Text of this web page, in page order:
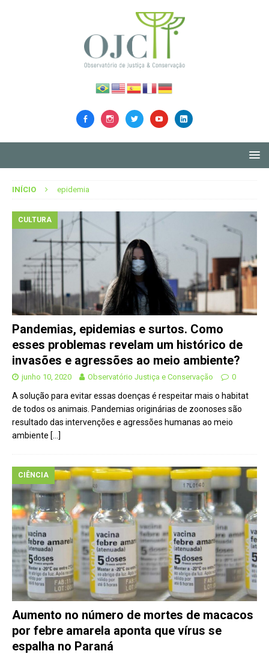
INÍCIO epidemia
CULTURA
Pandemias, epidemias e surtos. Como
esses problemas revelam um histórico de
invasões e agressões ao meio ambiente?
junho 10, 2020 Observatório Justiça e Conservação 0
A solução para evitar essas doenças é respeitar mais o habitat
de todos os animais. Pandemias originárias de zoonoses são
resultado das intervenções e agressões humanas ao meio
ambiente […]
CIÊNCIA
Aumento no número de mortes de macacos
por febre amarela aponta que vírus se
espalha no Paraná